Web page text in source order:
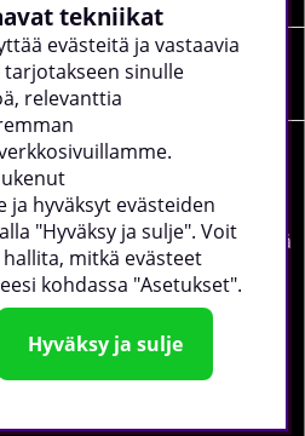
Käytämme evästeitä -lue lisää
täältä.
tekniikat
evästeitä ja vastaavia
sinulle
relevanttia
ja hyväksyt evästeiden
"Hyväksy ja sulje". Voit
mitkä evästeet
kohdassa "Asetukset".
Hyväksy ja sulje